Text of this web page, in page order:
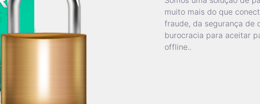
muito mais do que
fraude, da segurança de
burocracia para aceitar
offline..